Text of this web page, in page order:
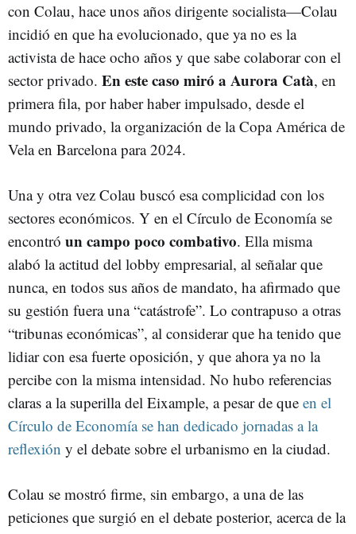
con Colau, hace unos años dirigente socialista—Colau
incidió en que ha evolucionado, que ya no es la
activista de hace ocho años y que sabe colaborar con el
sector privado. En este caso miró a Aurora Catà, en
primera fila, por haber haber impulsado, desde el
mundo privado, la organización de la Copa América de
Vela en Barcelona para 2024.
Una y otra vez Colau buscó esa complicidad con los
sectores económicos. Y en el Círculo de Economía se
encontró un campo poco combativo. Ella misma
alabó la actitud del lobby empresarial, al señalar que
nunca, en todos sus años de mandato, ha afirmado que
su gestión fuera una “catástrofe”. Lo contrapuso a otras
“tribunas económicas”, al considerar que ha tenido que
lidiar con esa fuerte oposición, y que ahora ya no la
percibe con la misma intensidad. No hubo referencias
claras a la superilla del Eixample, a pesar de que en el
Círculo de Economía se han dedicado jornadas a la
reflexión y el debate sobre el urbanismo en la ciudad.
Colau se mostró firme, sin embargo, a una de las
peticiones que surgió en el debate posterior, acerca de la